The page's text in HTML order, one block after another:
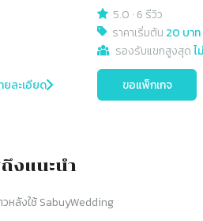
ยละเอียด
5.0 · 6 รีวิว
ราคาเริ่มต้น 20 บาท
รองรับแขกสูงสุดไ
ขอแพ็กเกจ
งแนะนำ
หลังใช้ SabuyWedding